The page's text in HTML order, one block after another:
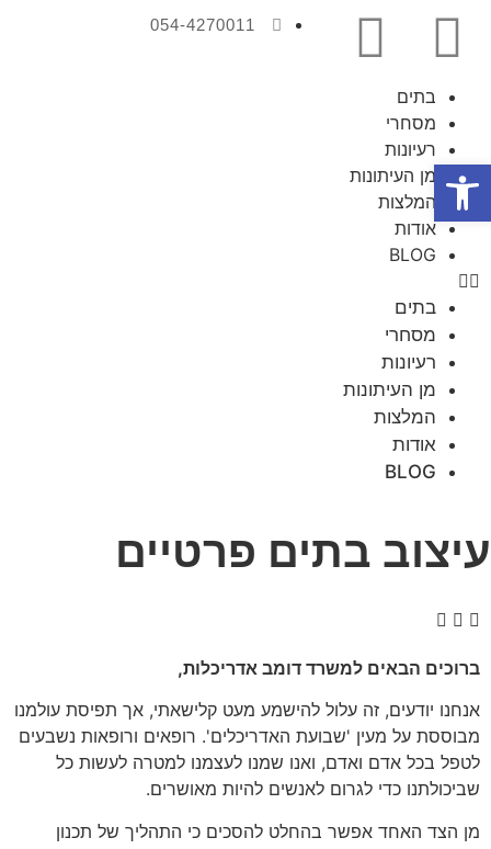
054-4270011
בתים
מסחרי
רעיונות
מן העיתונות
המלצות
אודות
BLOG
בתים
מסחרי
רעיונות
מן העיתונות
המלצות
אודות
BLOG
עיצוב בתים פרטיים
ברוכים הבאים למשרד דומב אדריכלות,
אנחנו יודעים, זה עלול להישמע מעט קלישאתי, אך תפיסת עולמנו
מבוססת על מעין 'שבועת האדריכלים'. רופאים ורופאות נשבעים
לטפל בכל אדם ואדם, ואנו שמנו לעצמנו למטרה לעשות כל
שביכולתנו כדי לגרום לאנשים להיות מאושרים.
מן הצד האחד אפשר בהחלט להסכים כי התהליך של תכנון
פתח סרגל נגישות